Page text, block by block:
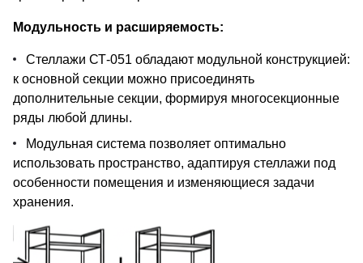
Модульность и расширяемость:
Стеллажи СТ-051 обладают модульной конструкцией:
к основной секции можно присоединять
дополнительные секции, формируя многосекционные
ряды любой длины.
Модульная система позволяет оптимально
использовать пространство, адаптируя стеллажи под
особенности помещения и изменяющиеся задачи
хранения.